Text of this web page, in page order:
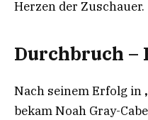
Herzen der Zuschauer.
Durchbruch –
Nach seinem Erfolg in
bekam Noah Gray-